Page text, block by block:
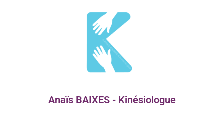
Anaïs BAIXES - Kinésiologue